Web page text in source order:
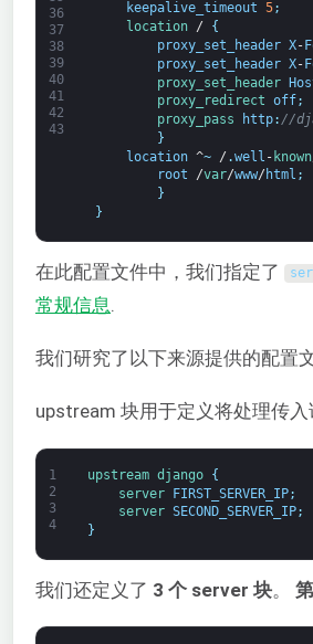
36
37
38
39
40
41
42
43
keepalive_timeout 5;
location
/
{
proxy_set_header X-
proxy_set_header X-
proxy_set_header
proxy_redirect off;
proxy_pass
http: //
}
location ^~ / .well - known
root
/var/www/ html ;
}
}
在此配置文件中，我们指定了
常规信息
我们研究了以下来源提供的配置
upstream 块用于定义将处理传入
1
2
3
4
upstream django
{
server FIRST_SERVER_IP;
server SECOND_SERVER_IP;
}
我们还定义了 3 个 server 块。